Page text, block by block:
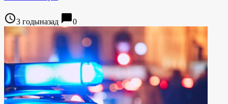
access_time3 годыназад chat_bubble0